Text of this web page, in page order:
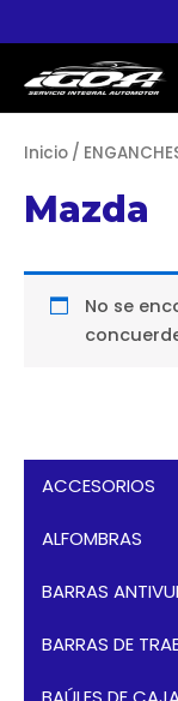
al
contenido
ACCESORIOS
ALFOMBRAS
BARRAS
BARRAS DE
Inicio /
Mazda
No se